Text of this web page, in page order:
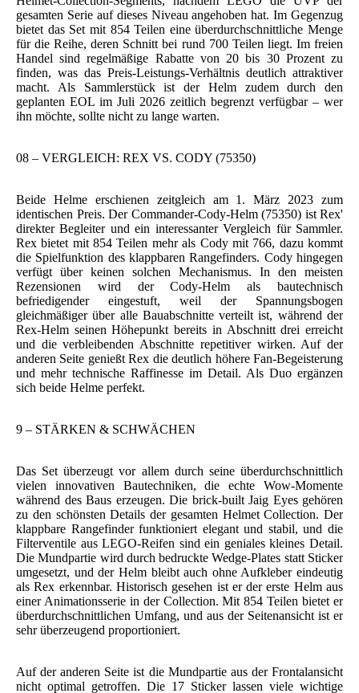
gesamten Serie auf dieses Niveau angehoben hat. Im Gegenzug
bietet das Set mit 854 Teilen eine überdurchschnittliche Menge
für die Reihe, deren Schnitt bei rund 700 Teilen liegt. Im freien
Handel sind regelmäßige Rabatte von 20 bis 30 Prozent zu
finden, was das Preis-Leistungs-Verhältnis deutlich attraktiver
macht. Als Sammlerstück ist der Helm zudem durch den
geplanten EOL im Juli 2026 zeitlich begrenzt verfügbar – wer
ihn möchte, sollte nicht zu lange warten.
08 – VERGLEICH: REX VS. CODY (75350)
Beide Helme erschienen zeitgleich am 1. März 2023 zum
identischen Preis. Der Commander-Cody-Helm (75350) ist Rex'
direkter Begleiter und ein interessanter Vergleich für Sammler.
Rex bietet mit 854 Teilen mehr als Cody mit 766, dazu kommt
die Spielfunktion des klappbaren Rangefinders. Cody hingegen
verfügt über keinen solchen Mechanismus. In den meisten
Rezensionen wird der Cody-Helm als bautechnisch
befriedigender eingestuft, weil der Spannungsbogen
gleichmäßiger über alle Bauabschnitte verteilt ist, während der
Rex-Helm seinen Höhepunkt bereits in Abschnitt drei erreicht
und die verbleibenden Abschnitte repetitiver wirken. Auf der
anderen Seite genießt Rex die deutlich höhere Fan-Begeisterung
und mehr technische Raffinesse im Detail. Als Duo ergänzen
sich beide Helme perfekt.
9 – STÄRKEN & SCHWÄCHEN
Das Set überzeugt vor allem durch seine überdurchschnittlich
vielen innovativen Bautechniken, die echte Wow-Momente
während des Baus erzeugen. Die brick-built Jaig Eyes gehören
zu den schönsten Details der gesamten Helmet Collection. Der
klappbare Rangefinder funktioniert elegant und stabil, und die
Filterventile aus LEGO-Reifen sind ein geniales kleines Detail.
Die Mundpartie wird durch bedruckte Wedge-Plates statt Sticker
umgesetzt, und der Helm bleibt auch ohne Aufkleber eindeutig
als Rex erkennbar. Historisch gesehen ist er der erste Helm aus
einer Animationsserie in der Collection. Mit 854 Teilen bietet er
überdurchschnittlichen Umfang, und aus der Seitenansicht ist er
sehr überzeugend proportioniert.
Auf der anderen Seite ist die Mundpartie aus der Frontalansicht
nicht optimal getroffen. Die 17 Sticker lassen viele wichtige